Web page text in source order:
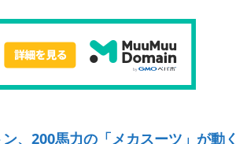
、200馬力の「メカスーツ」が動く